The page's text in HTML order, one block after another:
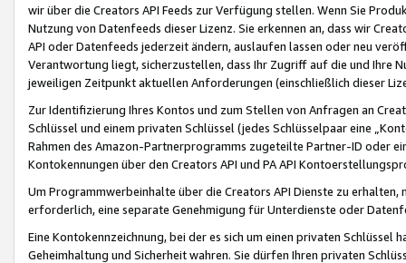
wir über die Creators API Feeds zur Verfügung stellen. Wenn Sie
Nutzung von Datenfeeds dieser Lizenz. Sie erkennen an, dass wir
API oder Datenfeeds jederzeit ändern, auslaufen lassen oder neu
Verantwortung liegt, sicherzustellen, dass Ihr Zugriff auf die und Ihre
jeweiligen Zeitpunkt aktuellen Anforderungen (einschließlich dieser
Zur Identifizierung Ihres Kontos und zum Stellen von Anfragen an
Schlüssel und einem privaten Schlüssel (jedes Schlüsselpaar eine
Rahmen des Amazon-Partnerprogramms zugeteilte Partner-ID oder
Kontokennungen über den Creators API und PA API
Um Programmwerbeinhalte über die Creators API Dienste zu
erforderlich, eine separate Genehmigung für Unterdienste oder
Eine Kontokennzeichnung, bei der es sich um einen privaten
Geheimhaltung und Sicherheit wahren. Sie dürfen Ihren privaten